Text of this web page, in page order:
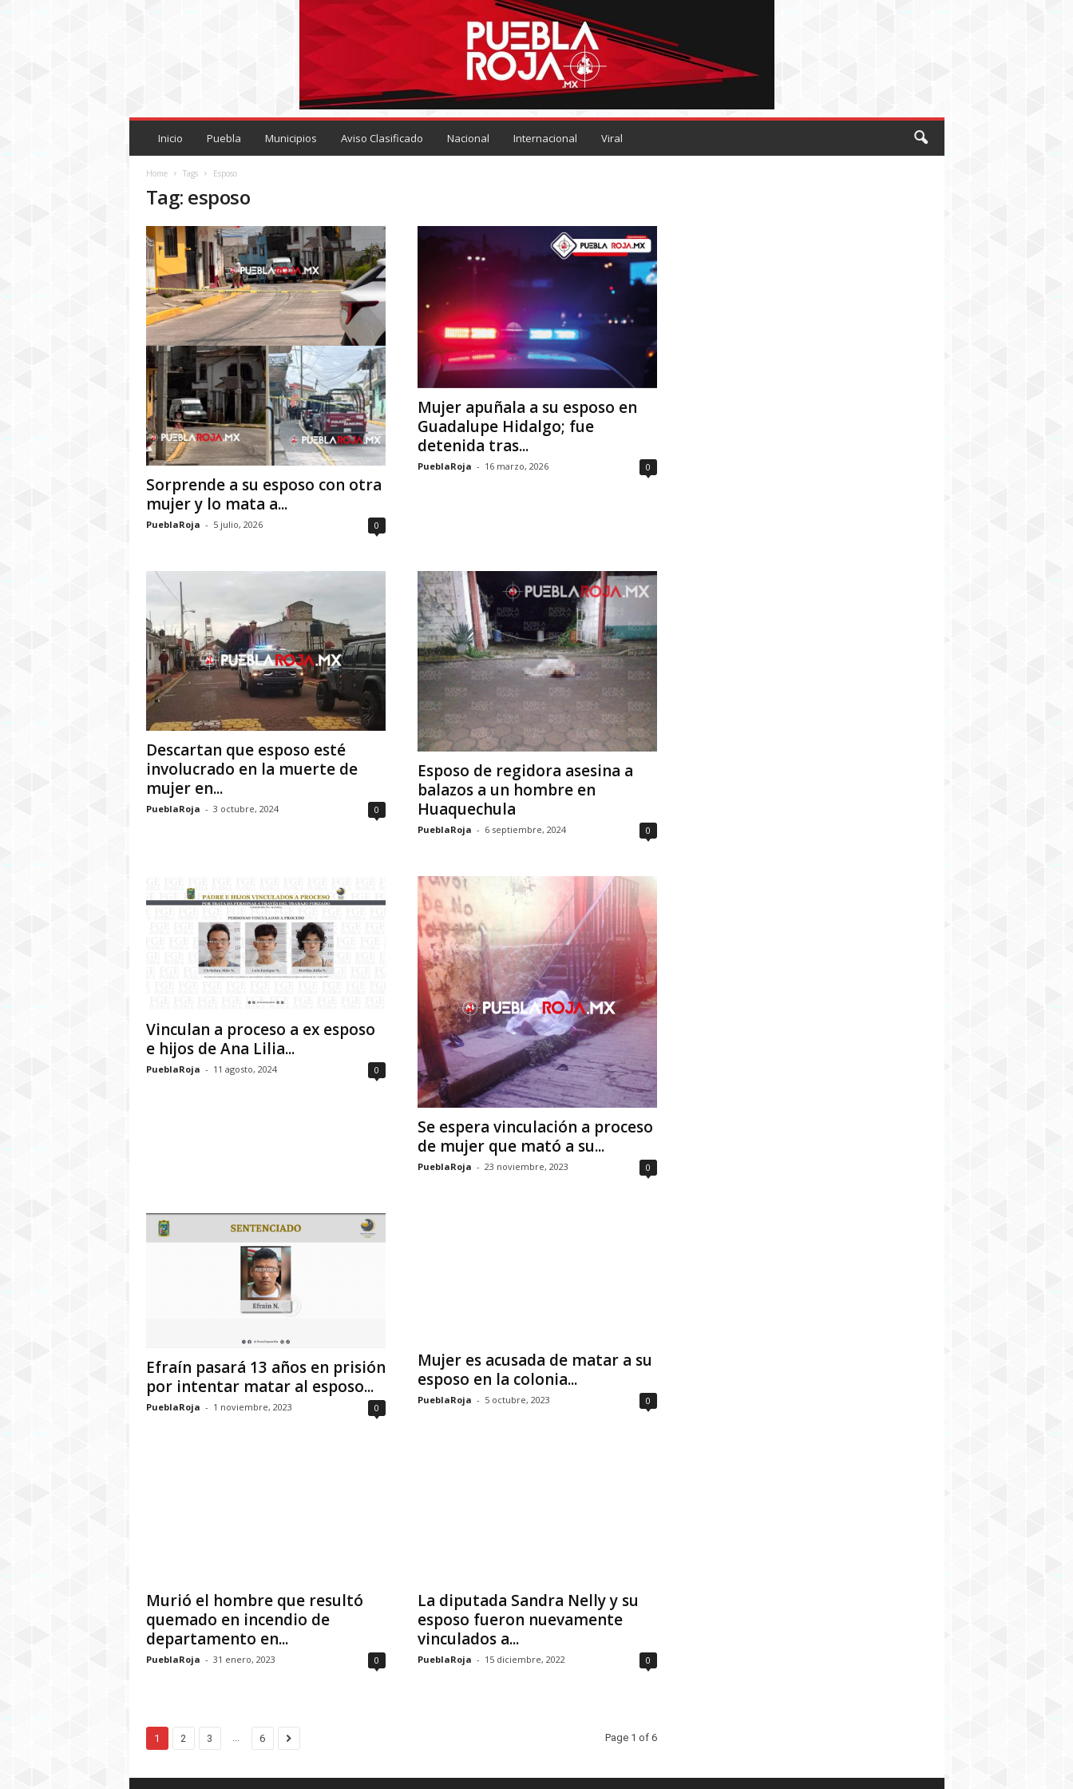
P
Inicio Puebla Municipios Aviso Clasificado Nacional Internacional Viral
Home Tags Esposo
Tag: esposo
Sorprende a su esposo con otra
mujer y lo mata a...
PueblaRoja - 5 julio, 2026 0
Mujer apuñala a su esposo en
Guadalupe Hidalgo; fue
detenida tras...
PueblaRoja - 16 marzo, 2026 0
Descartan que esposo esté
involucrado en la muerte de
mujer en...
PueblaRoja - 3 octubre, 2024 0
Esposo de regidora asesina a
balazos a un hombre en
Huaquechula
PueblaRoja - 6 septiembre, 2024 0
Vinculan a proceso a ex esposo
e hijos de Ana Lilia...
PueblaRoja - 11 agosto, 2024 0
Se espera vinculación a proceso
de mujer que mató a su...
PueblaRoja - 23 noviembre, 2023 0
Efraín pasará 13 años en prisión
por intentar matar al esposo...
PueblaRoja - 1 noviembre, 2023 0
Mujer es acusada de matar a su
esposo en la colonia...
PueblaRoja - 5 octubre, 2023 0
Murió el hombre que resultó
quemado en incendio de
departamento en...
PueblaRoja - 31 enero, 2023 0
La diputada Sandra Nelly y su
esposo fueron nuevamente
vinculados a...
PueblaRoja - 15 diciembre, 2022 0
1 2 3 6 Page 1 of 6